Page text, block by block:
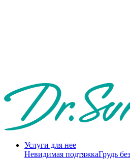
Услуги для нее
Невидимая подтяжкаГрудь